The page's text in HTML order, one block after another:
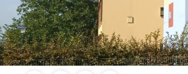
Inhalt
springen